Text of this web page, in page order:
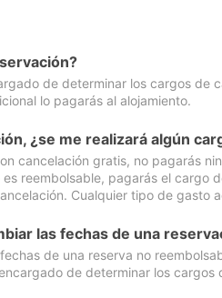
de determinar los cargos de
lo pagarás al alojamiento.
¿se me realizará algún
cancelación gratis, no pagarás
reembolsable, pagarás el cargo
Cualquier tipo de gasto
las fechas de una
de una reserva no
de determinar los